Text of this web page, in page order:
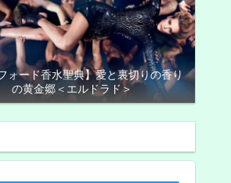
ォード香水聖典】愛と裏切りの香り
の黄金郷＜エルドラド＞